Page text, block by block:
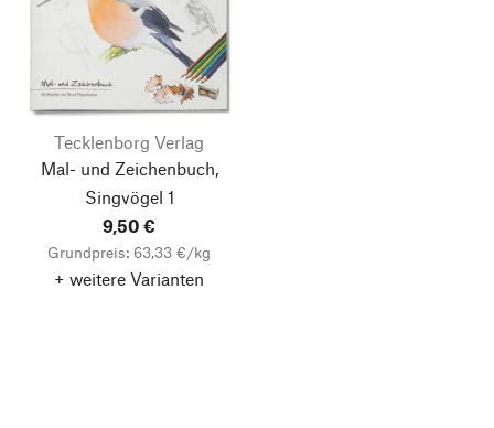
Tecklenborg Verlag
Mal- und Zeichenbuch,
Singvögel 1
9,50 €
Grundpreis: 63,33 €/kg
+ weitere Varianten